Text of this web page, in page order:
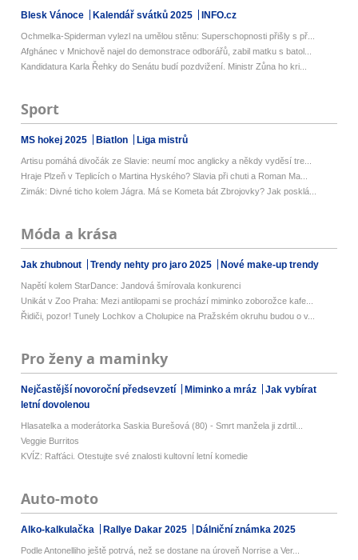
Blesk Vánoce Kalendář svátků 2025 INFO.cz
Ochmelka-Spiderman vylezl na umělou stěnu: Superschopnosti přišly s př...
Afghánec v Mnichově najel do demonstrace odborářů, zabil matku s batol...
Kandidatura Karla Řehky do Senátu budí pozdvižení. Ministr Zůna ho kri...
Sport
MS hokej 2025 Biatlon Liga mistrů
Artisu pomáhá divočák ze Slavie: neumí moc anglicky a někdy vyděsí tre...
Hraje Plzeň v Teplicích o Martina Hyského? Slavia při chuti a Roman Ma...
Zimák: Divné ticho kolem Jágra. Má se Kometa bát Zbrojovky? Jak posklá...
Móda a krása
Jak zhubnout Trendy nehty pro jaro 2025 Nové make-up trendy
Napětí kolem StarDance: Jandová šmírovala konkurenci
Unikát v Zoo Praha: Mezi antilopami se prochází miminko zoborožce kafe...
Řidiči, pozor! Tunely Lochkov a Cholupice na Pražském okruhu budou o v...
Pro ženy a maminky
Nejčastější novoroční předsevzetí Miminko a mráz
Jak vybírat
letní dovolenou
Hlasatelka a moderátorka Saskia Burešová (80) - Smrt manžela ji zdrtil...
Veggie Burritos
KVÍZ: Rafťáci. Otestujte své znalosti kultovní letní komedie
Auto-moto
Alko-kalkulačka Rallye Dakar 2025 Dálniční známka 2025
Podle Antonelliho ještě potrvá, než se dostane na úroveň Norrise a Ver...